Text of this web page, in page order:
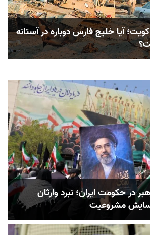
آیا خلیج فارس دوباره در آستانه
در حکومت ایران؛ نبرد وارثان
مشروعیت